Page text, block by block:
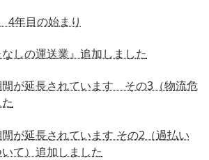
4年目の始まり
しの運送業』追加しました
間が延長されています その3（物流危
が延長されています その2（過払い
て）追加しました